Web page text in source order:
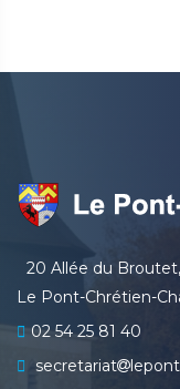
20 Allée du
Le Pont-Chrétien-
02 54 25 81 40
secretariat